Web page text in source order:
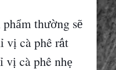
phẩm thường sẽ
ỉ vị càphê rất
ỉ vị càphê nhẹ